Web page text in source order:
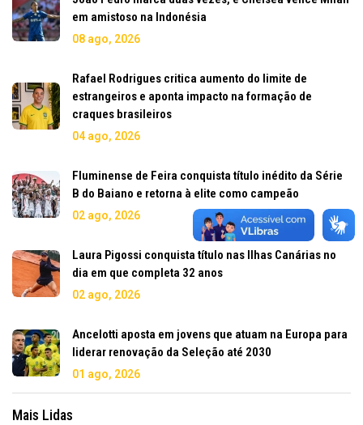
em amistoso na Indonésia
08 ago, 2026
Rafael Rodrigues critica aumento do limite de
estrangeiros e aponta impacto na formação de
craques brasileiros
04 ago, 2026
Fluminense de Feira conquista título inédito da Série
B do Baiano e retorna à elite como campeão
02 ago, 2026
Laura Pigossi conquista título nas Ilhas Canárias no
dia em que completa 32 anos
02 ago, 2026
Ancelotti aposta em jovens que atuam na Europa para
liderar renovação da Seleção até 2030
01 ago, 2026
Mais Lidas